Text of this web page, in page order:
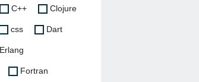
C++ Clojure
css Dart
Erlang
Fortran